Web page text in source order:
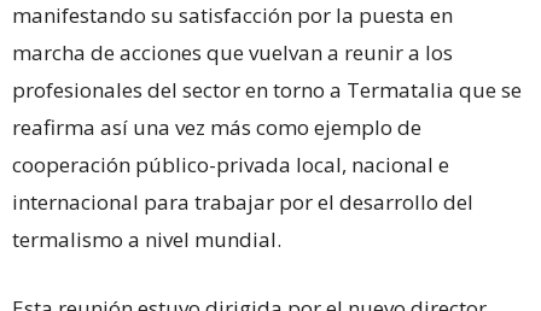
manifestando su satisfacción por la puesta en
marcha de acciones que vuelvan a reunir a los
profesionales del sector en torno a Termatalia que se
reafirma así una vez más como ejemplo de
cooperación público-privada local, nacional e
internacional para trabajar por el desarrollo del
termalismo a nivel mundial.